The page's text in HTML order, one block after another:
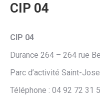
CIP 04
CIP 04
Durance 264 – 264 rue
Parc d’activité Saint-
Téléphone : 04 92 72 31